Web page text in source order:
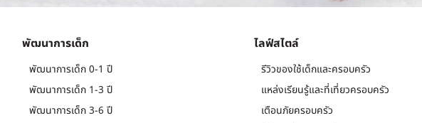
พัฒนาการเด็ก
พัฒนาการเด็ก 0-1 ปี
พัฒนาการเด็ก 1-3 ปี
พัฒนาการเด็ก 3-6 ปี
ไลฟ์สไตล์
รีวิวของใช้เด็กและครอบครัว
แหล่งเรียนรู้และที่เที่ยวครอบครัว
เตือนภัยครอบครัว